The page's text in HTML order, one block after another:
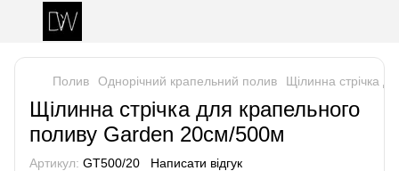
Полив Однорічний крапельний полив Щілинна стрічка
Щілинна стрічка для крапельного
поливу Garden 20см/500м
Артикул: GT500/20 Написати відгук